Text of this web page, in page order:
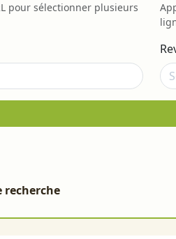
pour sélectionner plusieurs
recherche